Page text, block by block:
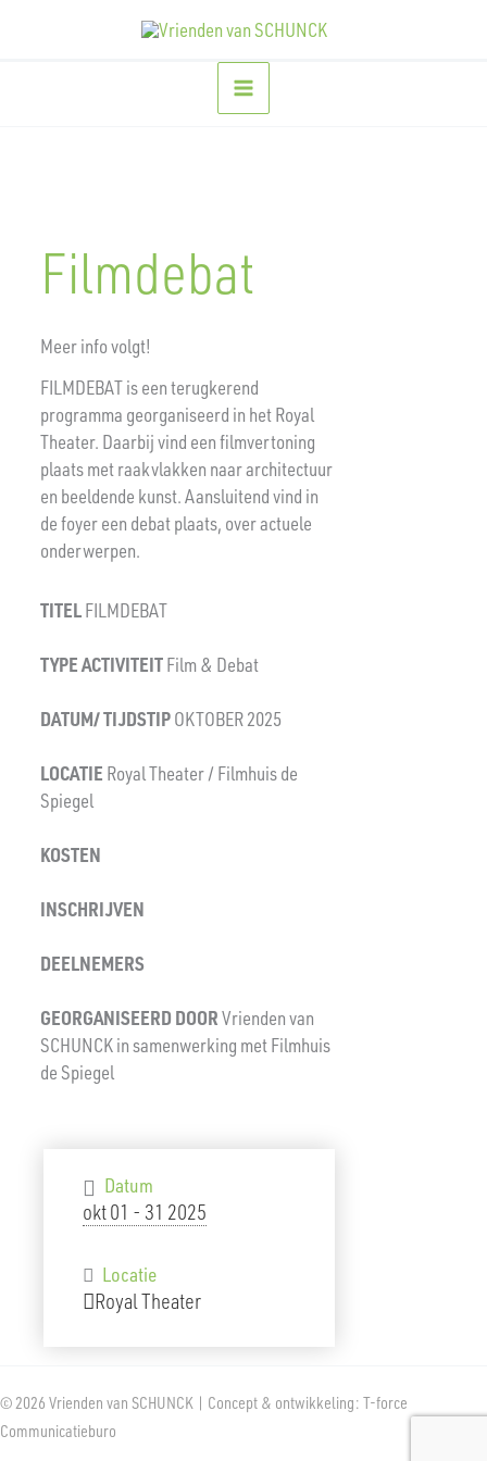
Filmdebat
Meer info volgt!
FILMDEBAT is een terugkerend
programma georganiseerd in het Royal
Theater. Daarbij vind een filmvertoning
plaats met raakvlakken naar architectuur
en beeldende kunst. Aansluitend vind in
de foyer een debat plaats, over actuele
onderwerpen.
TITELFILMDEBAT
TYPE ACTIVITEITFilm & Debat
DATUM/ TIJDSTIPOKTOBER 2025
LOCATIE Royal Theater / Filmhuis de
Spiegel
KOSTEN
INSCHRIJVEN
DEELNEMERS
GEORGANISEERD DOORVrienden van
SCHUNCK in samenwerking met Filmhuis
de Spiegel
Datum
okt 01 - 31 2025
Locatie
Royal Theater
© 2026 Vrienden van SCHUNCK | Concept & ontwikkeling: T-force
Communicatieburo